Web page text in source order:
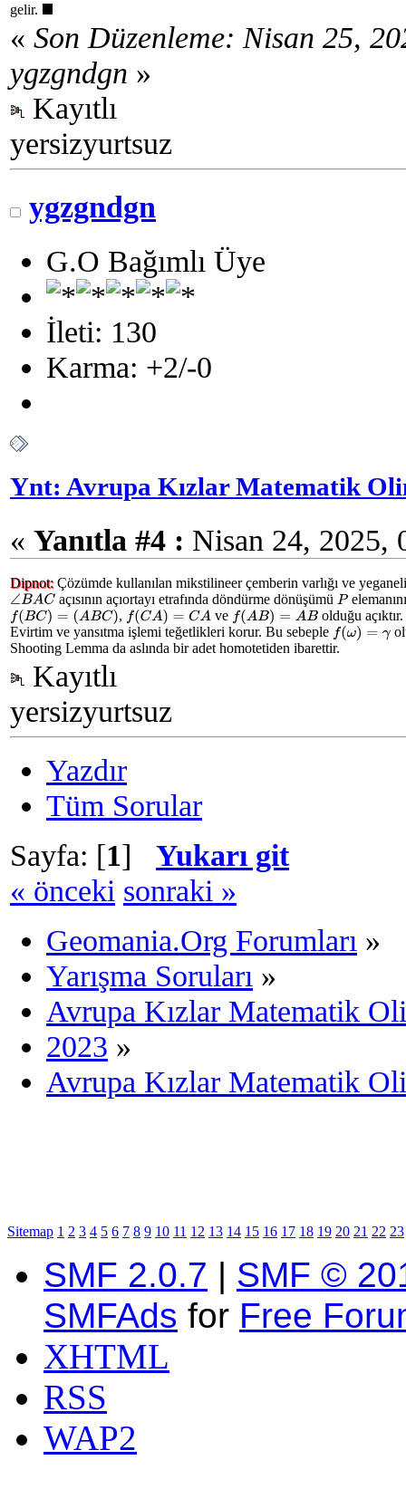
gelir. ◼
« Son Düzenleme: Nisan 25,
ygzgndgn »
Kayıtlı
yersizyurtsuz
ygzgndgn
G.O Bağımlı Üye
İleti: 130
Karma: +2/-0
Ynt: Avrupa Kızlar Matematik
« Yanıtla #4 : Nisan 24, 2025,
Dipnot:Çözümde kullanılan mikstilineer çemberin varlığı ve
∠BACaçısının açıortayı etrafında döndürme dönüşümü P
f(BC)= ABC) , f(CA)= CA ve f(AB)= AB
olduğu
Evirtim ve yansıtma işlemi teğetlikleri korur. Bu sebeple f(ω)= γ
Shooting Lemma da aslında bir adet homotetiden ibarettir.
Kayıtlı
yersizyurtsuz
Yazdır
Tüm Sorular
Sayfa: [1] Yukarı git
« önceki sonraki »
Geomania.Org Forumları »
Yarışma Soruları »
Avrupa Kızlar Matematik
2023 »
Avrupa Kızlar Matematik
Sitemap 1 2 3 4 5 6 7 8 9 10 11 12 13 14 15 16 17 18 19 20 21 22 23
SMF 2.0.7 | SMF ©
SMFAds for Free
XHTML
RSS
WAP2